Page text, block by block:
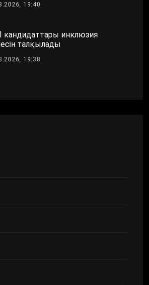
19:40
инклюзия
талқылады
19:38